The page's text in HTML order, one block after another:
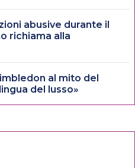
abusive durante il
richiama alla
al mito del
del lusso»